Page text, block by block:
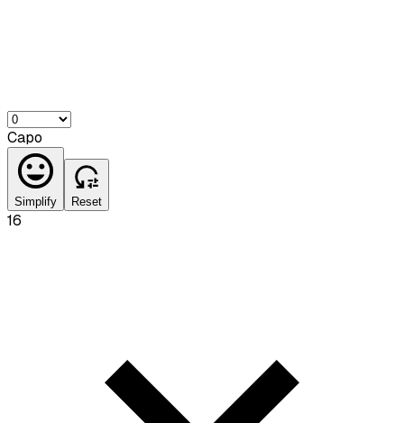
Capo
Simplify Reset
16